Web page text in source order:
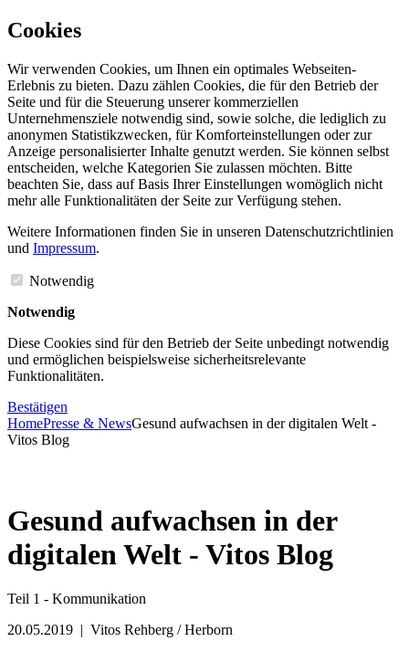
Cookies
Wir verwenden Cookies, um Ihnen ein optimales Webseiten-
Erlebnis zu bieten. Dazu zählen Cookies, die für den Betrieb der
Seite und für die Steuerung unserer kommerziellen
Unternehmensziele notwendig sind, sowie solche, die lediglich zu
anonymen Statistikzwecken, für Komforteinstellungen oder zur
Anzeige personalisierter Inhalte genutzt werden. Sie können selbst
entscheiden, welche Kategorien Sie zulassen möchten. Bitte
beachten Sie, dass auf Basis Ihrer Einstellungen womöglich nicht
mehr alle Funktionalitäten der Seite zur Verfügung stehen.
Weitere Informationen finden Sie in unseren Datenschutzrichtlinien
und Impressum.
Notwendig
Notwendig
Diese Cookies sind für den Betrieb der Seite unbedingt notwendig
und ermöglichen beispielsweise sicherheitsrelevante
Funktionalitäten.
Bestätigen
HomePresse & NewsGesund aufwachsen in der digitalen Welt -
Vitos Blog
Gesund aufwachsen in der
digitalen Welt - Vitos Blog
Teil 1 - Kommunikation
20.05.2019 | Vitos Rehberg / Herborn